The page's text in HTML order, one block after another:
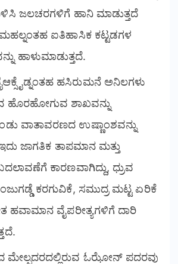
ಜಲಚರಗಳಿಗೆ ಹಾನಿ ಮಾಡುತ್ತದೆ
ಐತಿಹಾಸಿಕ ಕಟ್ಟಡಗಳ
ಹಾಳುಮಾಡುತ್ತದೆ.
ಹಸಿರುಮನೆ ಅನಿಲಗಳು
ಶಾಖವನ್ನು
ವಾತಾವರಣದ ಉಷ್ಣಾಂಶವನ್ನು
ಇದು ಜಾಗತಿಕ ತಾಪಮಾನ ಮತ್ತು
ಕಾರಣವಾಗಿದ್ದು, ಧ್ರುವ
ಕರಗುವಿಕೆ, ಸಮುದ್ರ ಮಟ್ಟ ಏರಿಕೆ
ಹವಾಮಾನ ವೈಪರೀತ್ಯಗಳಿಗೆ ದಾರಿ
ಮೇಲ್ಪದರದಲ್ಲಿರುವ ಓಝೋನ್ ಪದರವು